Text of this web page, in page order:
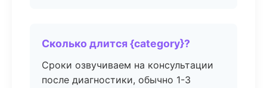
Сколько длится {category}?
Сроки озвучиваем на консультации
после диагностики, обычно 1-3